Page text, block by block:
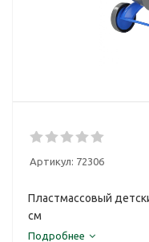
Артикул: 72306
Пластмассовый
см
Подробнее